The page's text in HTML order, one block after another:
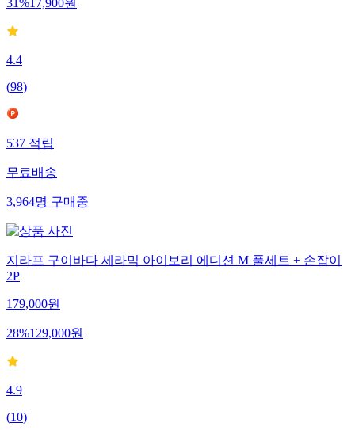
31%17,900원
4.4
(98)
537적립
무료배송
3,964명구매중
지라프 구이바다 세라믹 아이보리 에디션 M 풀세트 + 손잡이
2P
179,000원
28%129,000원
4.9
(10)